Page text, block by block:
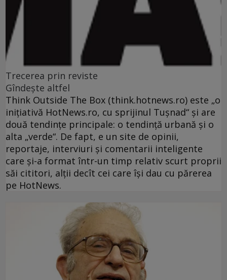
Trecerea prin reviste
Gîndeşte altfel
Think Outside The Box (think.hotnews.ro) este „o
iniţiativă HotNews.ro, cu sprijinul Tuşnad“ şi are
două tendinţe principale: o tendinţă urbană şi o
alta „verde“. De fapt, e un site de opinii,
reportaje, interviuri şi comentarii inteligente
care şi-a format într-un timp relativ scurt proprii
săi cititori, alţii decît cei care îşi dau cu părerea
pe HotNews.